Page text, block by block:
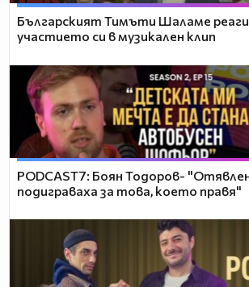
Българският Тимъти Шаламе
участието си в музикален клип
PODCAST7: ‪Боян Тодоров-
подиграваха за това, което правя"